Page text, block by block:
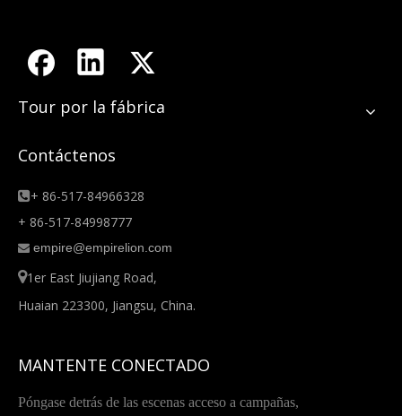
Tour por la fábrica
Contáctenos
+ 86-517-84966328
+ 86-517-84998777
 empire@empirelion.com
1er East Jiujiang Road,
Huaian 223300, Jiangsu, China.
MANTENTE CONECTADO
Póngase detrás de las escenas acceso a campañas,